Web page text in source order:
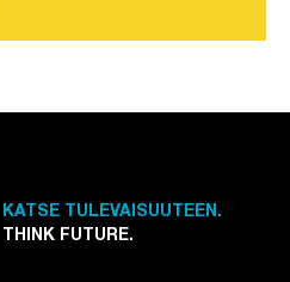
KATSE TULEVAISUUTEEN.
THINK FUTURE.